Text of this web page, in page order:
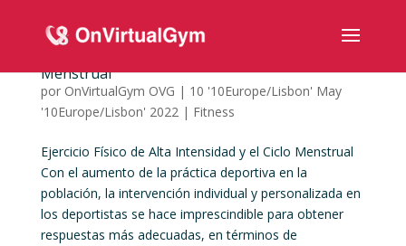
Menstrual
por OnVirtualGym OVG | 10 '10Europe/Lisbon' May
'10Europe/Lisbon' 2022| Fitness
Ejercicio Físico de Alta Intensidad y el Ciclo Menstrual
Con el aumento de la práctica deportiva en la
población, la intervención individual y personalizada en
los deportistas se hace imprescindible para obtener
respuestas más adecuadas, en términos de